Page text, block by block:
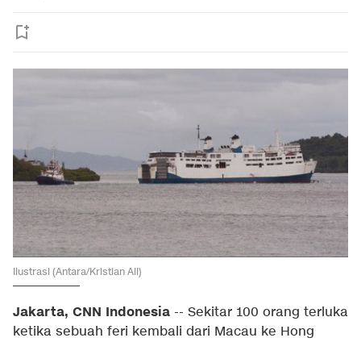
Ilustrasi (Antara/Kristian Ali)
Jakarta, CNN Indonesia -- Sekitar 100 orang terluka
ketika sebuah feri kembali dari Macau ke Hong